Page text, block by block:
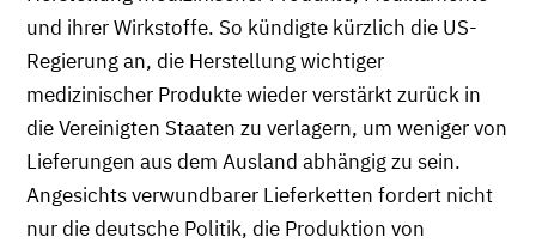
und ihrer Wirkstoffe. So kündigte kürzlich die US-
Regierung an, die Herstellung wichtiger
medizinischer Produkte wieder verstärkt zurück in
die Vereinigten Staaten zu verlagern, um weniger von
Lieferungen aus dem Ausland abhängig zu sein.
Angesichts verwundbarer Lieferketten fordert nicht
nur die deutsche Politik, die Produktion von